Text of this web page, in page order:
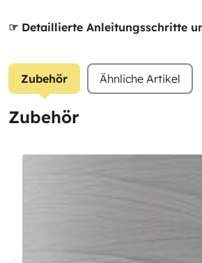
☞ Detaillierte Anleitungsschritte
Zubehör Ähnliche Artikel
Zubehör